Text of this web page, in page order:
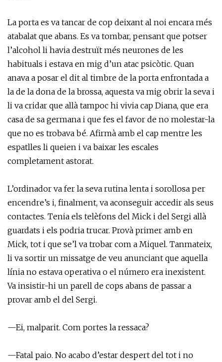
La porta es va tancar de cop deixant al noi encara més
atabalat que abans. Es va tombar, pensant que potser
l’alcohol li havia destruït més neurones de les
habituals i estava en mig d’un atac psicòtic. Quan
anava a posar el dit al timbre de la porta enfrontada a
la de la dona de la brossa, aquesta va mig obrir la seva i
li va cridar que allà tampoc hi vivia cap Diana, que era
casa de sa germana i que fes el favor de no molestar-la
que no es trobava bé. Afirmà amb el cap mentre les
espatlles li queien i va baixar les escales
completament astorat.
L’ordinador va fer la seva rutina lenta i sorollosa per
encendre’s i, finalment, va aconseguir accedir als seus
contactes. Tenia els telèfons del Mick i del Sergi allà
guardats i els podria trucar. Provà primer amb en
Mick, tot i que se’l va trobar com a Miquel. Tanmateix,
li va sortir un missatge de veu anunciant que aquella
línia no estava operativa o el número era inexistent.
Va insistir-hi un parell de cops abans de passar a
provar amb el del Sergi.
—Ei, malparit. Com portes la ressaca?
—Fatal paio. No acabo d’estar despert del tot i no